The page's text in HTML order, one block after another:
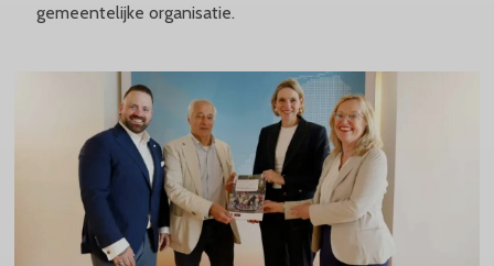
gemeentelijke organisatie.